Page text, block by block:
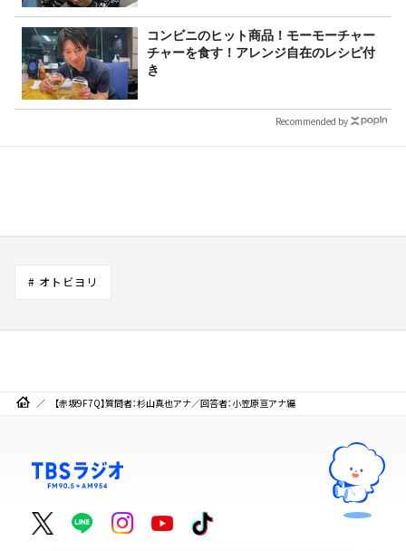
コンビニのヒット商品！モーモーチャー
チャーを食す！アレンジ自在のレシピ付
き
Recommended by
# オトビヨリ
【赤坂9F7Q】質問者：杉山真也アナ／回答者：小笠原亘アナ編